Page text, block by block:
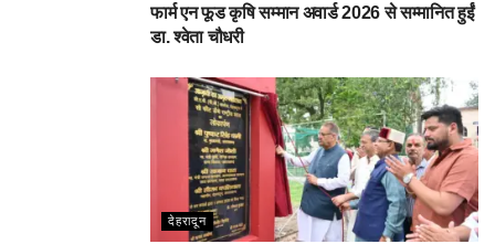
फार्म एन फूड कृषि सम्मान अवार्ड 2026 से सम्मानित हुईं
डा. श्वेता चौधरी
देहरादून